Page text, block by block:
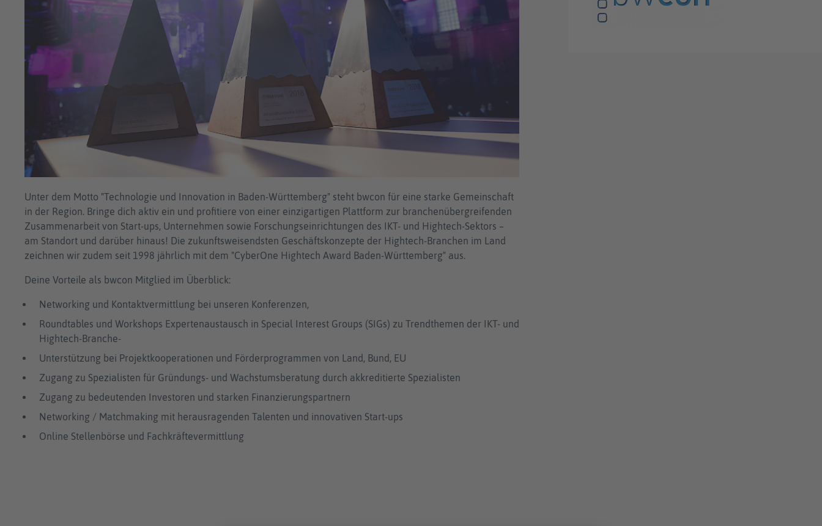
Unter dem Motto "Technologie und Innovation in Baden-Württemberg" steht bwcon für eine starke Gemeinschaft
in der Region. Bringe dich aktiv ein und profitiere von einer einzigartigen Plattform zur branchenübergreifenden
Zusammenarbeit von Start-ups, Unternehmen sowie Forschungseinrichtungen des IKT- und Hightech-Sektors –
am Standort und darüber hinaus! Die zukunftsweisendsten Geschäftskonzepte der Hightech-Branchen im Land
zeichnen wir zudem seit 1998 jährlich mit dem "CyberOne Hightech Award Baden-Württemberg" aus.
Deine Vorteile als bwcon Mitglied im Überblick:
Networking und Kontaktvermittlung bei unseren Konferenzen,
Roundtables und Workshops Expertenaustausch in Special Interest Groups (SIGs) zu Trendthemen der IKT- und
Hightech-Branche-
Unterstützung bei Projektkooperationen und Förderprogrammen von Land, Bund, EU
Zugang zu Spezialisten für Gründungs- und Wachstumsberatung durch akkreditierte Spezialisten
Zugang zu bedeutenden Investoren und starken Finanzierungspartnern
Networking / Matchmaking mit herausragenden Talenten und innovativen Start-ups
Online Stellenbörse und Fachkräftevermittlung